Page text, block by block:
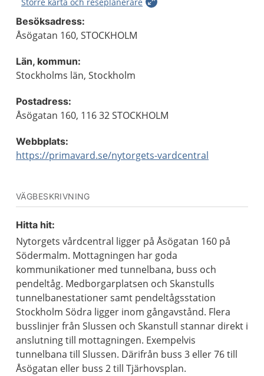
Större karta och reseplanerare
Besöksadress:
Åsögatan 160, STOCKHOLM
Län, kommun:
Stockholms län, Stockholm
Postadress:
Åsögatan 160, 116 32 STOCKHOLM
Webbplats:
https://primavard.se/nytorgets-vardcentral
VÄGBESKRIVNING
Hitta hit:
Nytorgets vårdcentral ligger på Åsögatan 160 på
Södermalm. Mottagningen har goda
kommunikationer med tunnelbana, buss och
pendeltåg. Medborgarplatsen och Skanstulls
tunnelbanestationer samt pendeltågsstation
Stockholm Södra ligger inom gångavstånd. Flera
busslinjer från Slussen och Skanstull stannar direkt i
anslutning till mottagningen. Exempelvis
tunnelbana till Slussen. Därifrån buss 3 eller 76 till
Åsögatan eller buss 2 till Tjärhovsplan.